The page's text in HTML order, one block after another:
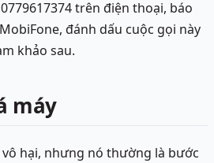
trên điện thoại, báo
đánh dấu cuộc gọi này
khảo sau.
máy
vô hại, nhưng nó thường là bước